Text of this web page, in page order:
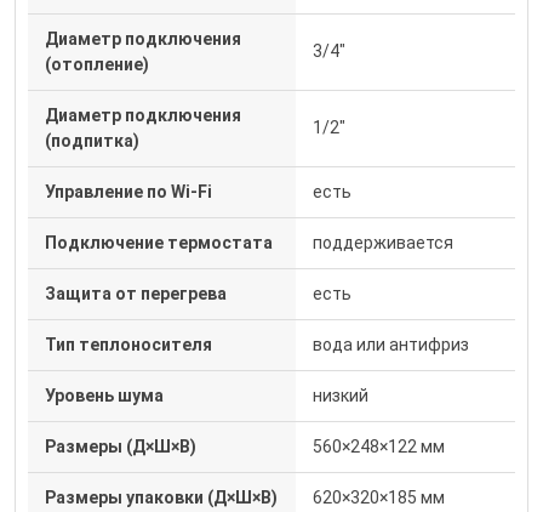
Диаметр подключения
(отопление)
3/4"
Диаметр подключения
(подпитка)
1/2"
Управление по Wi-Fi есть
Подключение термостата поддерживается
Защита от перегрева есть
Тип теплоносителя вода или антифриз
Уровень шума низкий
Размеры (Д×Ш×В) 560×248×122 мм
Размеры упаковки (Д×Ш×В) 620×320×185 мм